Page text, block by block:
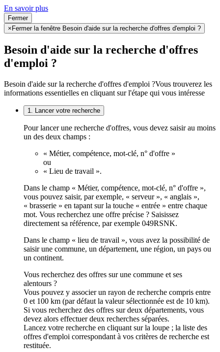
En savoir plus
Fermer
× Fermer la fenêtre Besoin d'aide sur la recherche d'offres d'emploi ?
Besoin d'aide sur la recherche d'offres
d'emploi ?
Besoin d'aide sur la recherche d'offres d'emploi ?Vous trouverez les
informations essentielles en cliquant sur l'étape qui vous intéresse
1. Lancer votre recherche
Pour lancer une recherche d'offres, vous devez saisir au moins
un des deux champs :
« Métier, compétence, mot-clé, n° d'offre »
ou
« Lieu de travail ».
Dans le champ « Métier, compétence, mot-clé, n° d'offre »,
vous pouvez saisir, par exemple, « serveur », « anglais »,
« brasserie » en tapant sur la touche « entrée » entre chaque
mot. Vous recherchez une offre précise ? Saisissez
directement sa référence, par exemple 049RSNK.
Dans le champ « lieu de travail », vous avez la possibilité de
saisir une commune, un département, une région, un pays ou
un continent.
Vous recherchez des offres sur une commune et ses
alentours ?
Vous pouvez y associer un rayon de recherche compris entre
0 et 100 km (par défaut la valeur sélectionnée est de 10 km).
Si vous recherchez des offres sur deux départements, vous
devez alors effectuer deux recherches séparées.
Lancez votre recherche en cliquant sur la loupe ; la liste des
offres d'emploi correspondant à vos critères de recherche est
restituée.